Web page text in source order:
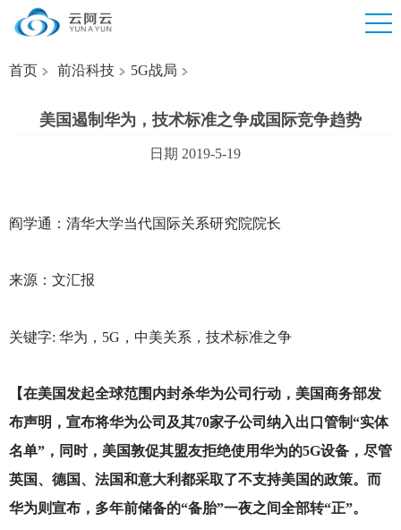
首页 前沿科技 5G战局
美国遏制华为，技术标准之争成国际竞争趋势
日期 2019-5-19
阎学通：清华大学当代国际关系研究院院长
来源：文汇报
关键字: 华为，5G，中美关系，技术标准之争
【在美国发起全球范围内封杀华为公司行动，美国商务部发
布声明，宣布将华为公司及其70家子公司纳入出口管制“实体
名单”，同时，美国敦促其盟友拒绝使用华为的5G设备，尽管
英国、德国、法国和意大利都采取了不支持美国的政策。而
华为则宣布，多年前储备的“备胎”一夜之间全部转“正”。